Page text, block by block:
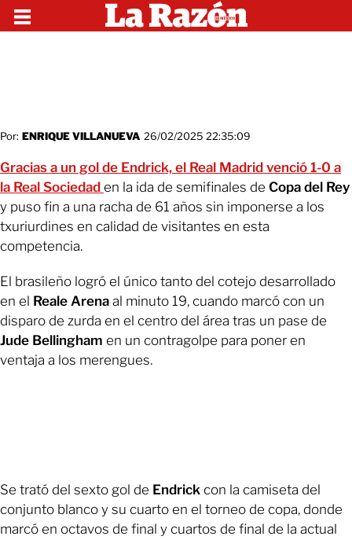
Por: ENRIQUE VILLANUEVA 26/02/2025 22:35:09
Gracias a un gol de Endrick, el Real Madrid venció 1-0 a
la Real Sociedad en la ida de semifinales de Copa del Rey
y puso fin a una racha de 61 años sin imponerse a los
txuriurdines en calidad de visitantes en esta
competencia.
El brasileño logró el único tanto del cotejo desarrollado
en el Reale Arena al minuto 19, cuando marcó con un
disparo de zurda en el centro del área tras un pase de
Jude Bellingham en un contragolpe para poner en
ventaja a los merengues.
Se trató del sexto gol de Endrick con la camiseta del
conjunto blanco y su cuarto en el torneo de copa, donde
marcó en octavos de final y cuartos de final de la actual